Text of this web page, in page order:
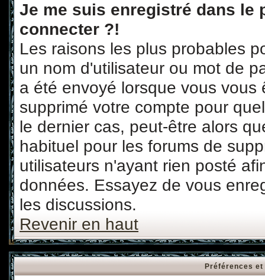
Je me suis enregistré dans le
connecter ?!
Les raisons les plus probables
un nom d'utilisateur ou mot de
a été envoyé lorsque vous
supprimé votre compte pour
le dernier cas, peut-être alors
habituel pour les forums de
utilisateurs n'ayant rien posté
données. Essayez de vous
les discussions.
Revenir en haut
Préférences